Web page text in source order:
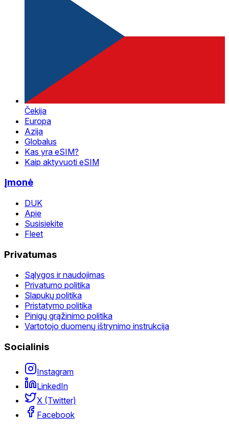
Čekija
Europa
Azija
Globalus
Kas yra eSIM?
Kaip aktyvuoti eSIM
Įmonė
DUK
Apie
Susisiekite
Fleet
Privatumas
Sąlygos ir naudojimas
Privatumo politika
Slapukų politika
Pristatymo politika
Pinigų grąžinimo politika
Vartotojo duomenų ištrynimo instrukcija
Socialinis
Instagram
LinkedIn
X (Twitter)
Facebook